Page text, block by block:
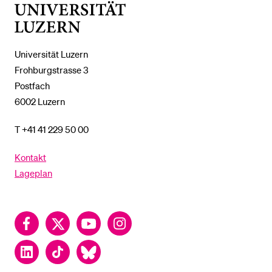
Universität Luzern
Frohburgstrasse 3
Postfach
6002 Luzern
T +41 41 229 50 00
Kontakt
Lageplan
FacebookTwitter YouTubeInstagram
LinkedInTikTok Bluesky